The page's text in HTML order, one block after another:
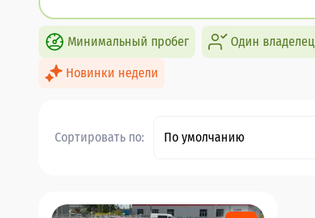
Минимальный пробег Один владелец
Новинки недели
Сортировать по: По умолчанию